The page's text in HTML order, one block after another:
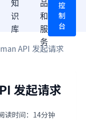
知
识
库
品
和
服
务
控
制
台
API 发起请求
发起请求
时间：14分钟